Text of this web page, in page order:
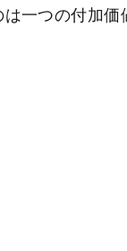
一つの付加価